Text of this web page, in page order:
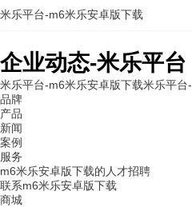
企业动态-米乐平台
米乐平台-m6米乐安卓版下载米乐平台
品牌
产品
新闻
案例
服务
m6米乐安卓版下载的人才招聘
联系m6米乐安卓版下载
商城
米乐平台-m6米乐安卓版下载